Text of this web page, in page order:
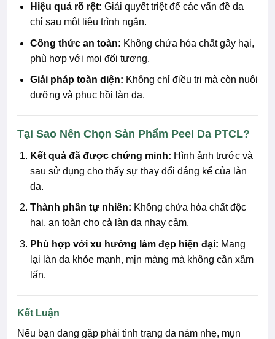
Hiệu quả rõ rệt: Giải quyết triệt để các vấn đề da
chỉ sau một liệu trình ngắn.
Công thức an toàn: Không chứa hóa chất gây hại,
phù hợp với mọi đối tượng.
Giải pháp toàn diện: Không chỉ điều trị mà còn nuôi
dưỡng và phục hồi làn da.
Tại Sao Nên Chọn Sản Phẩm Peel Da PTCL?
Kết quả đã được chứng minh: Hình ảnh trước và
sau sử dụng cho thấy sự thay đổi đáng kể của làn
da.
Thành phần tự nhiên: Không chứa hóa chất độc
hại, an toàn cho cả làn da nhạy cảm.
Phù hợp với xu hướng làm đẹp hiện đại: Mang
lại làn da khỏe mạnh, mịn màng mà không cần xâm
lấn.
Kết Luận
Nếu bạn đang gặp phải tình trạng da nám nhẹ, mụn